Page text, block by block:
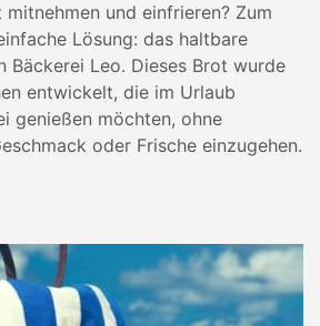
und einfrieren? Zum
Lösung: das haltbare
Bäckerei Leo. Dieses Brot wurde
entwickelt, die im Urlaub
genießen möchten, ohne
oder Frische einzugehen.